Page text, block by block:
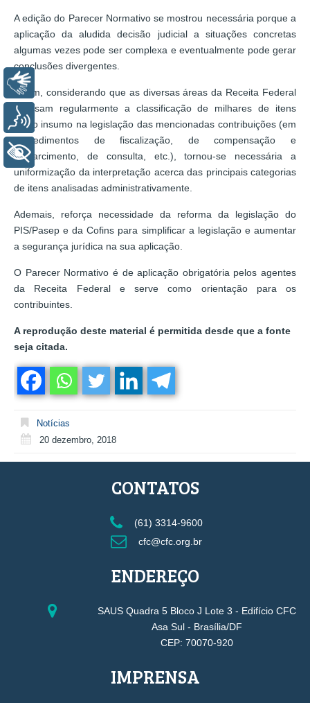
A edição do Parecer Normativo se mostrou necessária porque a
aplicação da aludida decisão judicial a situações concretas
algumas vezes pode ser complexa e eventualmente pode gerar
conclusões divergentes.
Assim, considerando que as diversas áreas da Receita Federal
analisam regularmente a classificação de milhares de itens
como insumo na legislação das mencionadas contribuições (em
procedimentos de fiscalização, de compensação e
ressarcimento, de consulta, etc.), tornou-se necessária a
uniformização da interpretação acerca das principais categorias
de itens analisadas administrativamente.
Ademais, reforça necessidade da reforma da legislação do
PIS/Pasep e da Cofins para simplificar a legislação e aumentar
a segurança jurídica na sua aplicação.
O Parecer Normativo é de aplicação obrigatória pelos agentes
da Receita Federal e serve como orientação para os
contribuintes.
A reprodução deste material é permitida desde que a fonte
seja citada.
Notícias
20 dezembro, 2018
CONTATOS
(61) 3314-9600
cfc@cfc.org.br
ENDEREÇO
SAUS Quadra 5 Bloco J Lote 3 - Edifício CFC
Asa Sul - Brasília/DF
CEP: 70070-920
IMPRENSA
+ Acessibilidade